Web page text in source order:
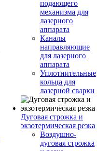
подающего
механизма для
лазерного
аппарата
Каналы
направляющие
для лазерного
аппарата
Уплотнительные
кольца для
лазерной сварки
Дуговая строжка и
экзотермическая резка
Воздушно-
дуговая строжка